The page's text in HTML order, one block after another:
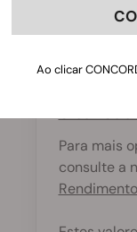
Que
ORoyal
Para mais
consulte a
Rendimento
Ao clicar